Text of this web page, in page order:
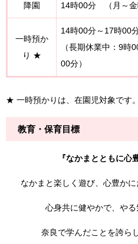
降園 14時00分 （月～金
一時預か
り ★
14時00分～17時00
（長期休業中：​9時
00分）
★ 一時預かりは、在園児対象です。
教育・保育目標
『なかまとともに心
なかまと楽しく遊び、心豊か
心身共に健やかで、や
奈良で学んだことを誇ら